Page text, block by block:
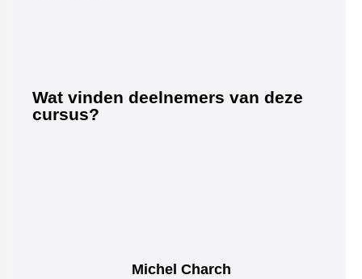
Wat vinden deelnemers van deze
cursus?
Michel Charch